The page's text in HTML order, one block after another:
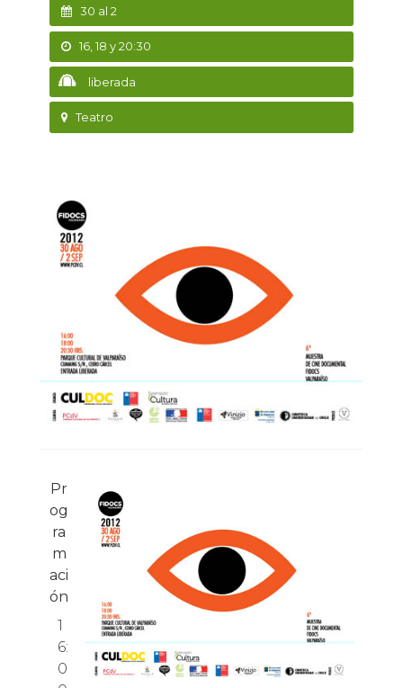
30 al 2
16, 18 y 20:30
liberada
Teatro
Pr
og
ra
m
aci
ón
1
6:
0